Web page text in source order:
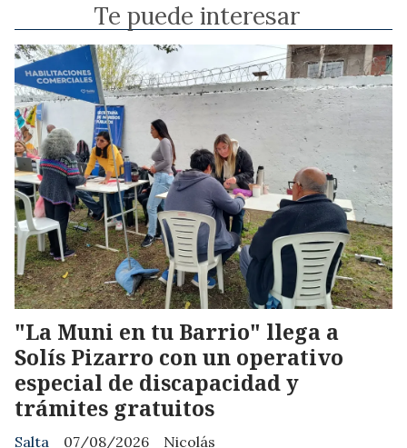
Te puede interesar
"La Muni en tu Barrio" llega a
Solís Pizarro con un operativo
especial de discapacidad y
trámites gratuitos
Nicolás
Salta
07/08/2026